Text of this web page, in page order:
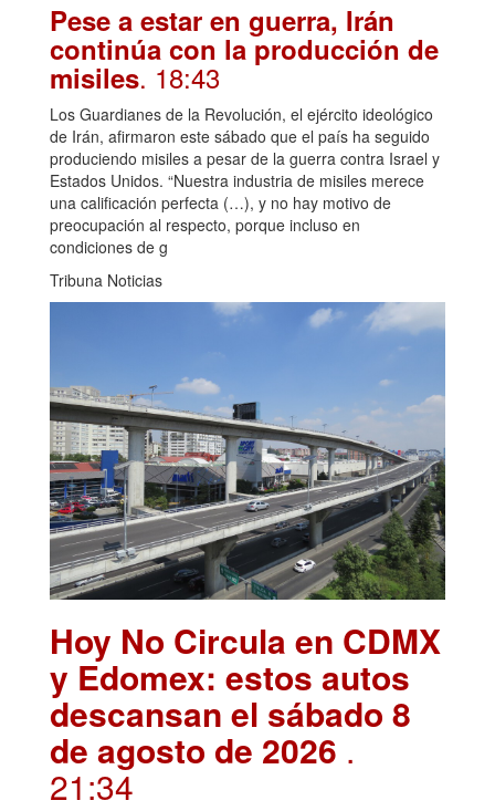
Pese a estar en guerra, Irán
continúa con la producción de
misiles. 18:43
Los Guardianes de la Revolución, el ejército ideológico
de Irán, afirmaron este sábado que el país ha seguido
produciendo misiles a pesar de la guerra contra Israel y
Estados Unidos. “Nuestra industria de misiles merece
una calificación perfecta (…), y no hay motivo de
preocupación al respecto, porque incluso en
condiciones de g
Tribuna Noticias
Hoy No Circula en CDMX
y Edomex: estos autos
descansan el sábado 8
de agosto de 2026 .
21:34